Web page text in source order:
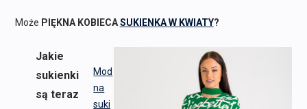
Może PIĘKNA KOBIECASUKIENKA W KWIATY?
Mod
na
suki
Jakie
sukienki
są teraz